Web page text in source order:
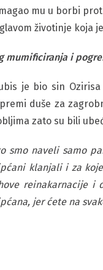
mu u borbi
životinje koja
mumificiranja i
je bio sin
duše za
zato su bili
smo naveli samo
klanjali i za
reinakarnacije i
jer ćete na